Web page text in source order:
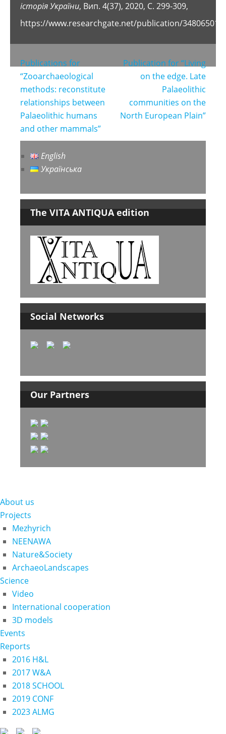
історія України, Вип. 4(37), 2020, C. 299-309,
https://www.researchgate.net/publication/
Post
navigation
Publications for
“Zooarchaeological
methods: reconstitute
relationships between
Palaeolithic humans
and other mammals”
Publication for “Living
on the edge. Late
Palaeolithic
communities on the
North European Plain”
English
Українська
The VITA ANTIQUA edition
Social Networks
Our Partners
About us
Projects
Mezhyrich
NEENAWA
Nature&Society
ArchaeoLandscapes
Science
Video
International cooperation
3D models
Events
Reports
2016 H&L
2017 W&A
2018 SCHOOL
2019 CONF
2023 ALMG